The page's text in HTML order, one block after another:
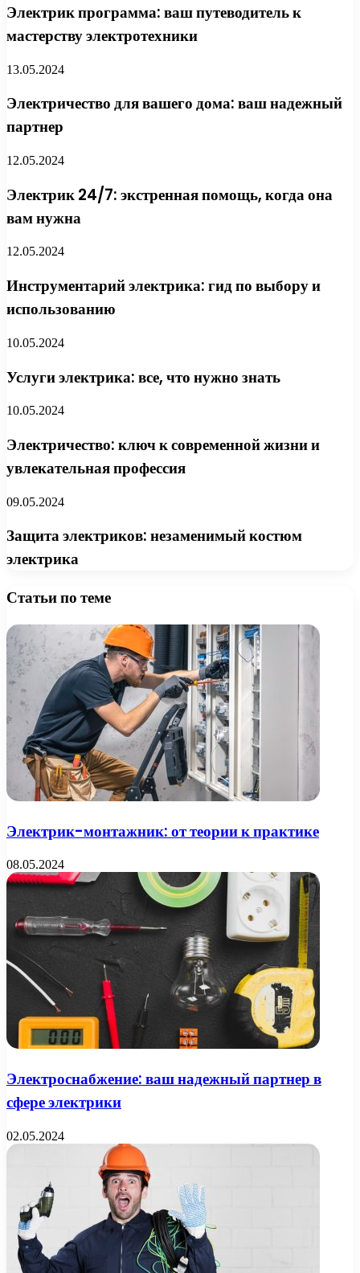
Электрик программа: ваш путеводитель к
мастерству электротехники
13.05.2024
Электричество для вашего дома: ваш надежный
партнер
12.05.2024
Электрик 24/7: экстренная помощь, когда она
вам нужна
12.05.2024
Инструментарий электрика: гид по выбору и
использованию
10.05.2024
Услуги электрика: все, что нужно знать
10.05.2024
Электричество: ключ к современной жизни и
увлекательная профессия
09.05.2024
Защита электриков: незаменимый костюм
электрика
Статьи по теме
Электрик-монтажник: от теории к практике
08.05.2024
Электроснабжение: ваш надежный партнер в
сфере электрики
02.05.2024